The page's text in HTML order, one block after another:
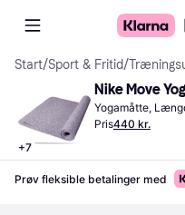
Start/Sport & Fritid/
+7
Nike Move
Yogamåtte,
Pris440 kr.
Prøv fleksible betalinger med